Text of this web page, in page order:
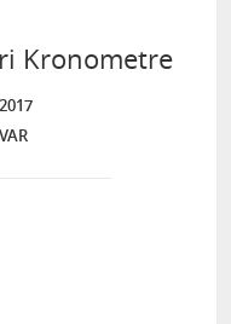
Kronometre
VAR